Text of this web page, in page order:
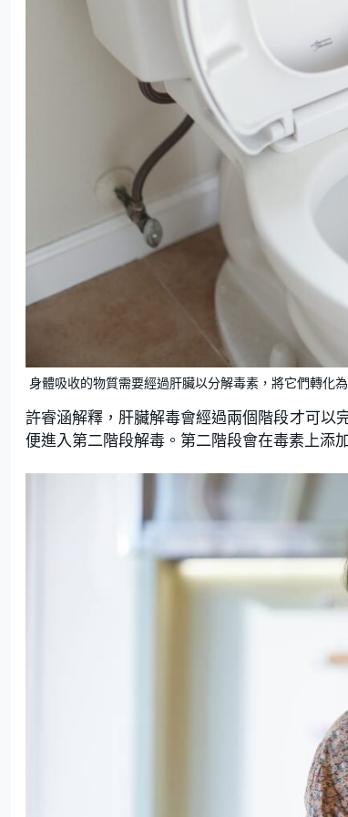
身體吸收的物質需要經過肝臟以分解毒素，將它們轉
許睿涵解釋，肝臟解毒會經過兩個階段才可以
便進入第二階段解毒。第二階段會在毒素上添